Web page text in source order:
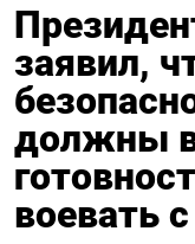
заявил,
должны
воевать